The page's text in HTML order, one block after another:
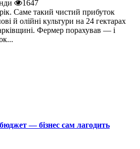
1647
Саме такий чистий прибуток
й олійні культури на 24 гектарах
Фермер порахував — і
— бізнес сам лагодить